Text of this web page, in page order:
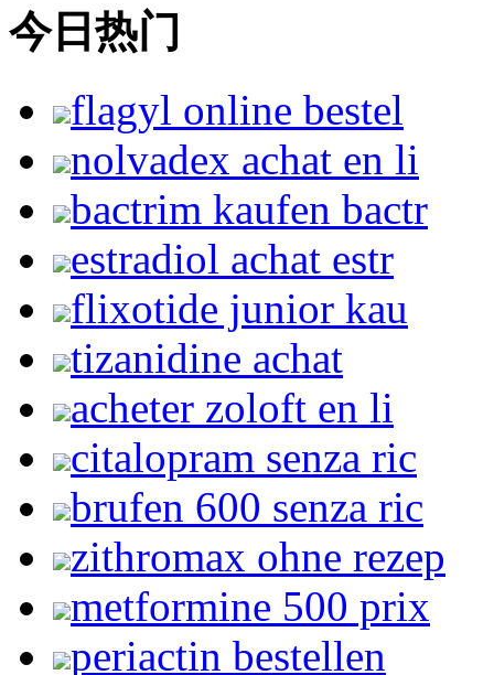
今日热门
flagyl online bestel
nolvadex achat en li
bactrim kaufen bactr
estradiol achat estr
flixotide junior kau
tizanidine achat
acheter zoloft en li
citalopram senza ric
brufen 600 senza ric
zithromax ohne rezep
metformine 500 prix
periactin bestellen